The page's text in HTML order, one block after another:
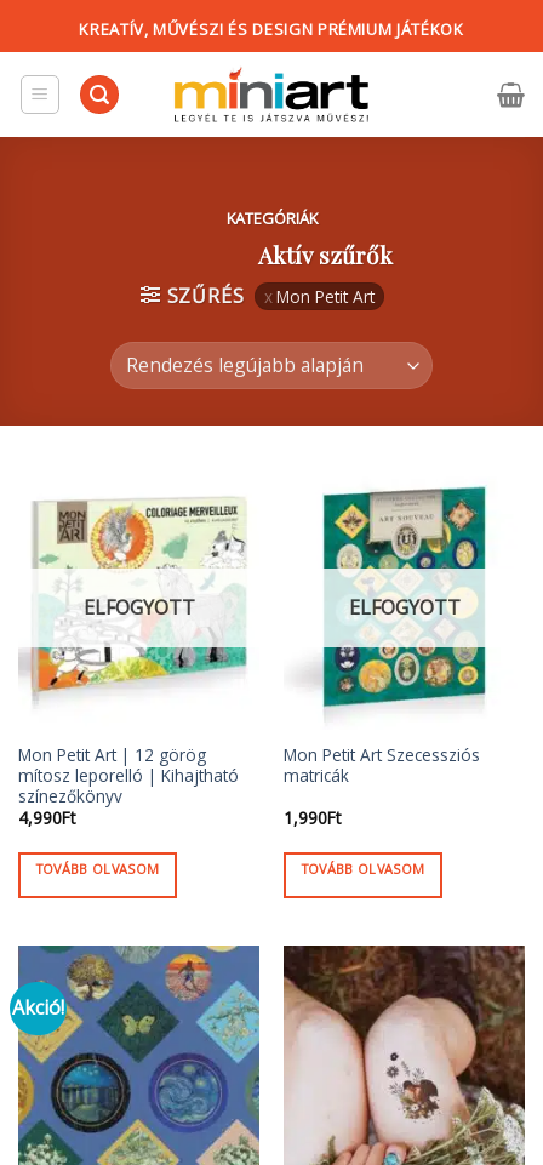
content
KREATÍV, MŰVÉSZI ÉS DESIGN PRÉMIUM JÁTÉKOK
KATEGÓRIÁK
SZŰRÉS
Aktív szűrők
Mon Petit Art
ELFOGYOTT
Mon Petit Art | 12 görög
mítosz leporelló | Kihajtható
színezőkönyv
4,990Ft
TOVÁBB OLVASOM
ELFOGYOTT
Mon Petit Art Szecessziós
matricák
1,990Ft
TOVÁBB OLVASOM
Akció!